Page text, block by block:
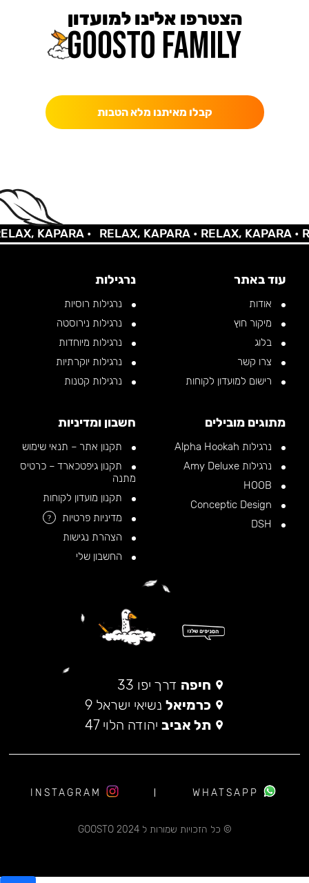
הצטרפו אלינו למועדון
קבלו מאיתנו מלא הטבות
KAPARA • RELAX, KAPARA •RELAX, KAPARA •
עוד באתר
אודות
מיקור חוץ
בלוג
צרו קשר
רישום למועדון לקוחות
נרגילות
נרגילות רוסיות
נרגילות נירוסטה
נרגילות מיוחדות
נרגילות יוקרתיות
נרגילות קטנות
מתוגים מובילים
נרגילות Alpha Hookah
נרגילות Amy Deluxe
חשבון ומדיניות
תקנון אתר – תנאי שימוש
תקנון גיפטכארד – כרטיס
מתנה
תקנון מועדון לקוחות
מדיניות פרטיות
?
הצהרת נגישות
החשבון שלי
חיפה דרך יפו 33
כרמיאל נשיאי ישראל 9
תל אביב יהודה הלוי 47
© כל הזכויות שמורות ל 2024 GOOSTO
WHATSAPP
INSTAGRAM